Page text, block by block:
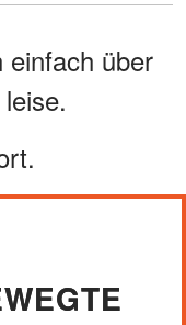
einfach über